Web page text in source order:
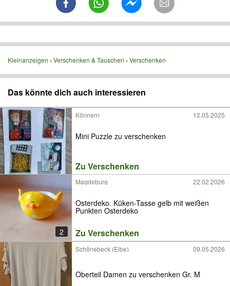
Kleinanzeigen Verschenken & Tauschen Verschenken
Das könnte dich auch interessieren
Könnern 12.05.2025
Mini Puzzle zu verschenken
Zu Verschenken
2
Magdeburg 22.02.2026
Osterdeko. Küken-Tasse gelb mit weißen
Punkten Osterdeko
Zu Verschenken
Schönebeck (Elbe) 09.05.2026
Oberteil Damen zu verschenken Gr. M